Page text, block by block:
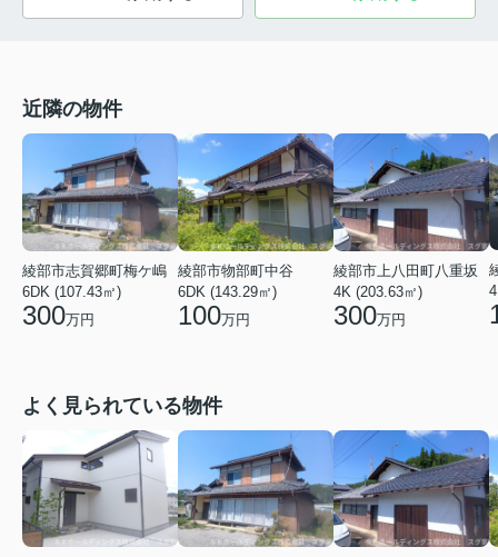
近隣の物件
綾部市志賀郷町梅ケ嶋
6DK (107.43㎡)
300万円
綾部市物部町中谷
6DK (143.29㎡)
100万円
綾部市上八田町八重坂
4K (203.63㎡)
300万円
よく見られている物件